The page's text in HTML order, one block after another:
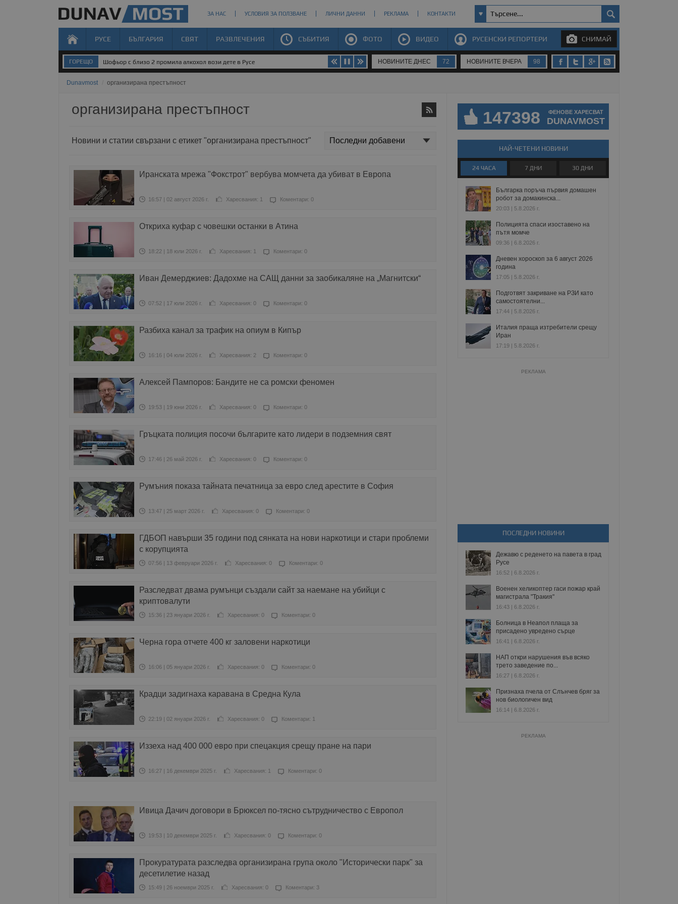
ЗА НАС УСЛОВИЯ ЗА ПОЛЗВАНЕ ЛИЧНИ ДАННИ РЕКЛАМА КОНТАКТИ
РУСЕ БЪЛГАРИЯ СВЯТ РАЗВЛЕЧЕНИЯ СЪБИТИЯ ФОТО ВИДЕО РУСЕНСКИ РЕПОРТЕРИ СНИМАЙ
ГОРЕЩО Шофьор с близо 2 промила алкохол вози дете в Русе НОВИНИТЕ ДНЕС 72 НОВИНИТЕ ВЧЕРА 98
Dunavmost организирана престъпност
организирана престъпност
Новини и статии свързани с етикет "организирана престъпност"
Иранската мрежа "Фокстрот" вербува момчета да убиват в Европа
16:57 | 02 август 2026 г. Харесвания: 1 Коментари: 0
Откриха куфар с човешки останки в Атина
18:22 | 18 юли 2026 г. Харесвания: 1 Коментари: 0
Иван Демерджиев: Дадохме на САЩ данни за заобикаляне на „Магнитски“
07:52 | 17 юли 2026 г. Харесвания: 0 Коментари: 0
Разбиха канал за трафик на опиум в Кипър
16:16 | 04 юли 2026 г. Харесвания: 2 Коментари: 0
Алексей Пампоров: Бандите не са ромски феномен
19:53 | 19 юни 2026 г. Харесвания: 0 Коментари: 0
Гръцката полиция посочи българите като лидери в подземния свят
17:46 | 26 май 2026 г. Харесвания: 0 Коментари: 0
Румъния показа тайната печатница за евро след арестите в София
13:47 | 25 март 2026 г. Харесвания: 0 Коментари: 0
ГДБОП навърши 35 години под сянката на нови наркотици и стари проблеми
с корупцията
07:56 | 13 февруари 2026 г. Харесвания: 0 Коментари: 0
Разследват двама румънци създали сайт за наемане на убийци с
криптовалути
15:36 | 23 януари 2026 г. Харесвания: 0 Коментари: 0
Черна гора отчете 400 кг заловени наркотици
16:06 | 05 януари 2026 г. Харесвания: 0 Коментари: 0
Крадци задигнаха каравана в Средна Кула
22:19 | 02 януари 2026 г. Харесвания: 0 Коментари: 1
Иззеха над 400 000 евро при спецакция срещу пране на пари
16:27 | 16 декември 2025 г. Харесвания: 1 Коментари: 0
Ивица Дачич договори в Брюксел по-тясно сътрудничество с Европол
19:53 | 10 декември 2025 г. Харесвания: 0 Коментари: 0
Прокуратурата разследва организирана група около "Исторически парк" за
десетилетие назад
15:49 | 26 ноември 2025 г. Харесвания: 0 Коментари: 3
147398 ФЕНОВЕ ХАРЕСВАТ
DUNAVMOST
НАЙ-ЧЕТЕНИ НОВИНИ
24 ЧАСА 7 ДНИ 30 ДНИ
Българка поръча първия домашен
робот за домакинска...
20:03 | 5.8.2026 г.
Полицията спаси изоставено на
пътя момче
09:36 | 6.8.2026 г.
Дневен хороскоп за 6 август 2026
година
17:05 | 5.8.2026 г.
Подготвят закриване на РЗИ като
самостоятелни...
17:44 | 5.8.2026 г.
Италия праща изтребители срещу
Иран
17:19 | 5.8.2026 г.
РЕКЛАМА
ПОСЛЕДНИ НОВИНИ
Дежавю с реденето на павета в град
Русе
16:52 | 6.8.2026 г.
Военен хеликоптер гаси пожар край
магистрала "Тракия"
16:43 | 6.8.2026 г.
Болница в Неапол плаща за
присадено увредено сърце
16:41 | 6.8.2026 г.
НАП откри нарушения във всяко
трето заведение по...
16:27 | 6.8.2026 г.
Признаха пчела от Слънчев бряг за
нов биологичен вид
16:14 | 6.8.2026 г.
РЕКЛАМА